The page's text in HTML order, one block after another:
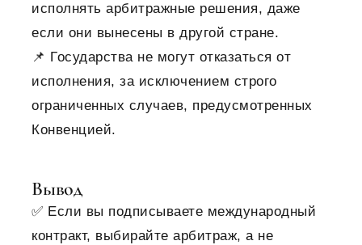
исполнять арбитражные решения, даже
если они вынесены в другой стране.
📌 Государства не могут отказаться от
исполнения, за исключением строго
ограниченных случаев, предусмотренных
Конвенцией.
Вывод
✅ Если вы подписываете международный
контракт, выбирайте арбитраж, а не